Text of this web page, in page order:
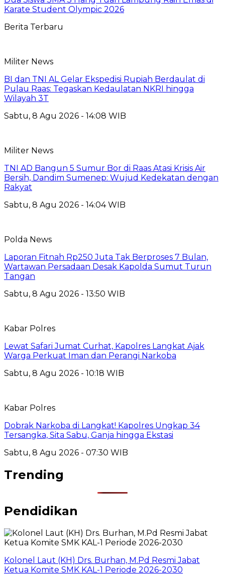
Karate Student Olympic 2026
Berita Terbaru
Militer News
BI dan TNI AL Gelar Ekspedisi Rupiah Berdaulat di
Pulau Raas: Tegaskan Kedaulatan NKRI hingga
Wilayah 3T
Sabtu, 8 Agu 2026 - 14:08 WIB
Militer News
TNI AD Bangun 5 Sumur Bor di Raas Atasi Krisis Air
Bersih, Dandim Sumenep: Wujud Kedekatan dengan
Rakyat
Sabtu, 8 Agu 2026 - 14:04 WIB
Polda News
Laporan Fitnah Rp250 Juta Tak Berproses 7 Bulan,
Wartawan Persadaan Desak Kapolda Sumut Turun
Tangan
Sabtu, 8 Agu 2026 - 13:50 WIB
Kabar Polres
Lewat Safari Jumat Curhat, Kapolres Langkat Ajak
Warga Perkuat Iman dan Perangi Narkoba
Sabtu, 8 Agu 2026 - 10:18 WIB
Kabar Polres
Dobrak Narkoba di Langkat! Kapolres Ungkap 34
Tersangka, Sita Sabu, Ganja hingga Ekstasi
Sabtu, 8 Agu 2026 - 07:30 WIB
Trending
Pendidikan
Kolonel Laut (KH) Drs. Burhan, M.Pd Resmi Jabat
Ketua Komite SMK KAL-1 Periode 2026-2030